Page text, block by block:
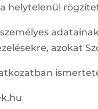
helytelenül
azokat